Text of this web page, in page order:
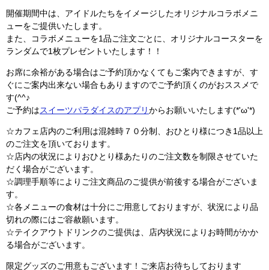
開催期間中は、アイドルたちをイメージしたオリジナルコラボメニ
ューをご提供いたします。
また、コラボメニューを1品ご注文ごとに、オリジナルコースターを
ランダムで1枚プレゼントいたします！！
お席に余裕がある場合はご予約頂かなくてもご案内できますが、す
ぐにご案内出来ない場合もありますのでご予約頂くのがおススメで
す(^^♪
ご予約はスイーツパラダイスのアプリからお願いいたします(*'ω'*)
☆カフェ店内のご利用は混雑時７０分制、おひとり様につき1品以上
のご注文を頂いております。
☆店内の状況によりおひとり様あたりのご注文数を制限させていた
だく場合がございます。
☆調理手順等によりご注文商品のご提供が前後する場合がございま
す。
☆各メニューの食材は十分にご用意しておりますが、状況により品
切れの際にはご容赦願います。
☆テイクアウトドリンクのご提供は、店内状況によりお時間がかか
る場合がございます。
限定グッズのご用意もございます！ご来店お待ちしております